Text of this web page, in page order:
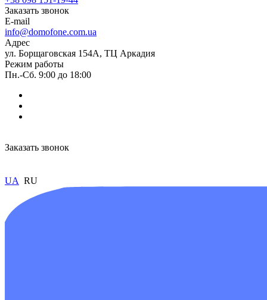
Заказать звонок
E-mail
info@domofone.com.ua
Адрес
ул. Борщаговская 154А, ТЦ Аркадия
Режим работы
Пн.-Сб. 9:00 до 18:00
Заказать звонок
UA RU